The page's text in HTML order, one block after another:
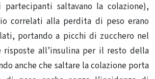
partecipanti saltavano la colazione),
correlati alla perdita di peso erano
portando a picchi di zucchero nel
risposte all’insulina per il resto della
anche che saltare la colazione porta